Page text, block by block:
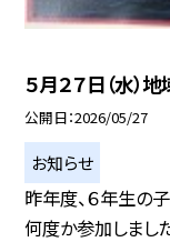
５月２７日（水）
公開日 2026/05/27
お知らせ
昨年度、６年生の
何度か参加しまし